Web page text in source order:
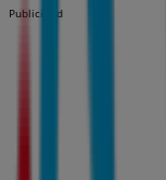
Publicidad